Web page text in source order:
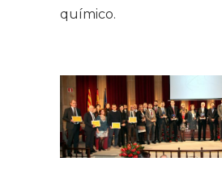
químico.